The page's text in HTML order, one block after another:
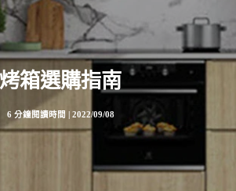
烤箱選購指南
6 分鐘閱讀時間 | 2022/09/08